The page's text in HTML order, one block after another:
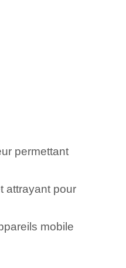
permettant
attrayant pour
mobile